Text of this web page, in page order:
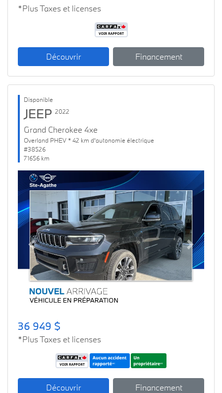
*Plus Taxes et licenses
Découvrir Financement
Disponible
JEEP 2022
Grand Cherokee 4xe
Overland PHEV * 42 km d'autonomie électrique
#38526
71656 km
Previous Next
36 949 $
*Plus Taxes et licenses
Découvrir Financement